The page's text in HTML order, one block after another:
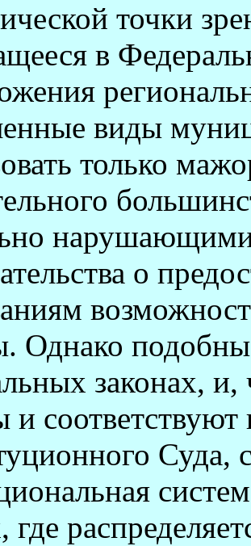
точки
в
виды
только
нарушающими
о
Однако
законах,
и
Суда,
где